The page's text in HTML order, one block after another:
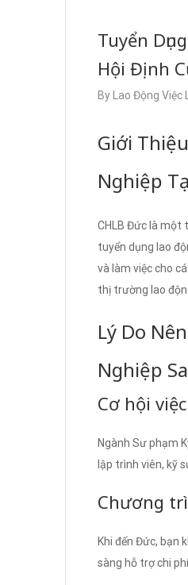
Tuyển
Hội Định
By Lao Động Việc
Giới
Nghiệp
CHLB Đức là một
tuyển dụng lao
và làm việc cho
thị trường lao
Lý Do
Nghiệp
Cơ hội
Ngành Sư phạm
lập trình viên, kỹ
Chương
Khi đến Đức, bạn
sàng hỗ trợ chi